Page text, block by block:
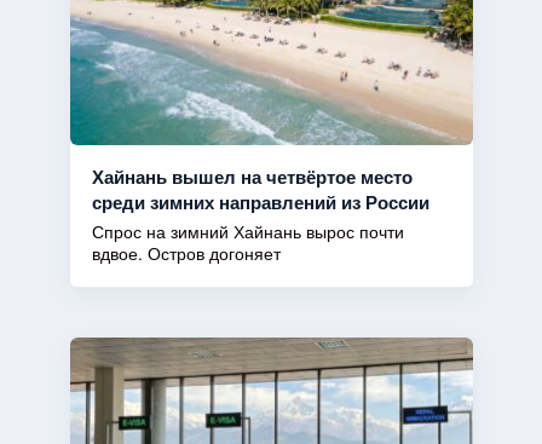
Хайнань вышел на четвёртое место
среди зимних направлений из России
Спрос на зимний Хайнань вырос почти
вдвое. Остров догоняет